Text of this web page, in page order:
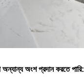
অংশ প্রদান করতে পারি: